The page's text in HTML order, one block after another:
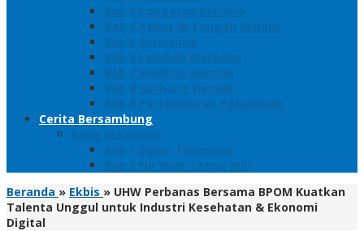
Bab 3 Pangeran Benawa
Bab 4 Kabut di Tengah Malam
Bab 5 Berhitung
Bab 6 Lembah Merbabu
Bab 7 Wedhus Gembel
Bab 8 Gerbang Demak
Bab 9 Pertempuran Panarukan
Cerita Bersambung
Sang Maharani
Bab 1 Bulan Telanjang
Bab 2 Nir Wuk Tanpa Jalu
Beranda » Ekbis » UHW Perbanas Bersama BPOM Kuatkan
Talenta Unggul untuk Industri Kesehatan & Ekonomi
Digital